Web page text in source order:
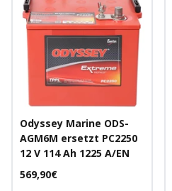
Odyssey Marine ODS-
AGM6M ersetzt PC2250
12 V 114 Ah 1225 A/EN
Angebotspreis
569,90€